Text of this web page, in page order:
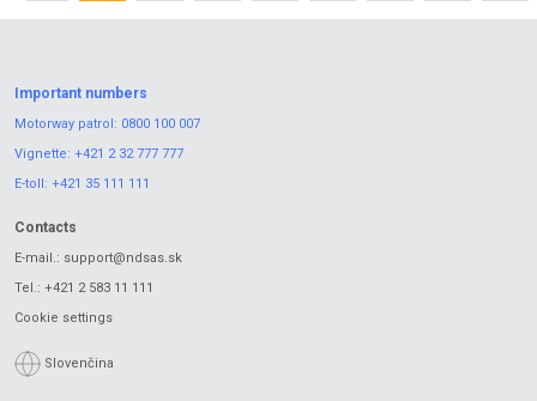
Important numbers
Motorway patrol: 0800 100 007
Vignette: +421 2 32 777 777
E-toll: +421 35 111 111
Contacts
E-mail.: support@ndsas.sk
Tel.: +421 2 583 11 111
Cookie settings
Slovenčina